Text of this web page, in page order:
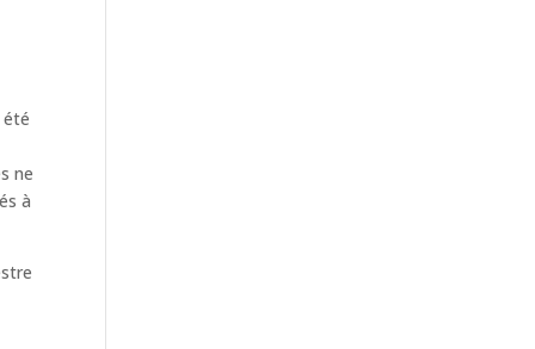
été
ne
à